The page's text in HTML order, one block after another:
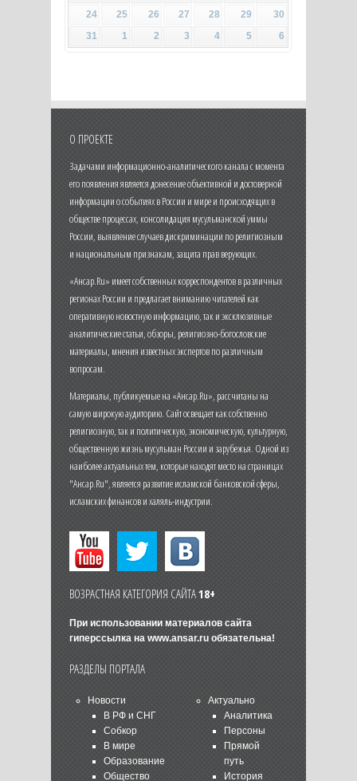
24
25 26 27 28 29
30
31
1 2 3 4 5 6
О ПРОЕКТЕ
Задачами информационно-аналитического канала с момента
его появления является донесение объективной и достоверной
информации о событиях в России и мире и происходящих в
обществе процессах, консолидация мусульманской уммы
России, выявление случаев дискриминации по религиозным
и национальным признакам, защита прав верующих.
«Ансар.Ru» имеет собственных корреспондентов в различных
регионах России и предлагает вниманию читателей как
оперативную новостную информацию, так и эксклюзивные
аналитические статьи, обзоры, религиозно-богословские
материалы, мнения известных экспертов по различным
вопросам.
Материалы, публикуемые на «Ансар.Ru», рассчитаны на
самую широкую аудиторию. Сайт освещает как собственно
религиозную, так и политическую, экономическую, культурную,
общественную жизнь мусульман России и зарубежья. Одной из
наиболее актуальных тем, которые находят место на страницах
"Ансар.Ru", является развитие исламской банковской сферы,
исламских финансов и халяль-индустрии.
ВОЗРАСТНАЯ КАТЕГОРИЯ САЙТА18+
При использовании материалов сайта
гиперссылка на www.ansar.ruобязательна!
РАЗДЕЛЫ ПОРТАЛА
Новости
В РФ и СНГ
Собкор
В мире
Образование
Общество
Актуально
Аналитика
Персоны
Прямой
путь
История